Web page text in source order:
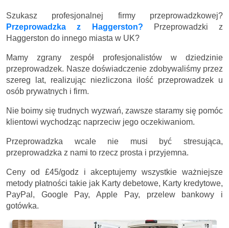
Szukasz profesjonalnej firmy przeprowadzkowej?
Przeprowadzka z Haggerston? Przeprowadzki z
Haggerston do innego miasta w UK?
Mamy zgrany zespół profesjonalistów w dziedzinie
przeprowadzek. Nasze doświadczenie zdobywaliśmy przez
szereg lat, realizując niezliczona ilość przeprowadzek u
osób prywatnych i firm.
Nie boimy się trudnych wyzwań, zawsze staramy się pomóc
klientowi wychodząc naprzeciw jego oczekiwaniom.
Przeprowadzka wcale nie musi być stresująca,
przeprowadzka z nami to rzecz prosta i przyjemna.
Ceny od £45/godz i akceptujemy wszystkie ważniejsze
metody płatności takie jak Karty debetowe, Karty kredytowe,
PayPal, Google Pay, Apple Pay, przelew bankowy i
gotówka.